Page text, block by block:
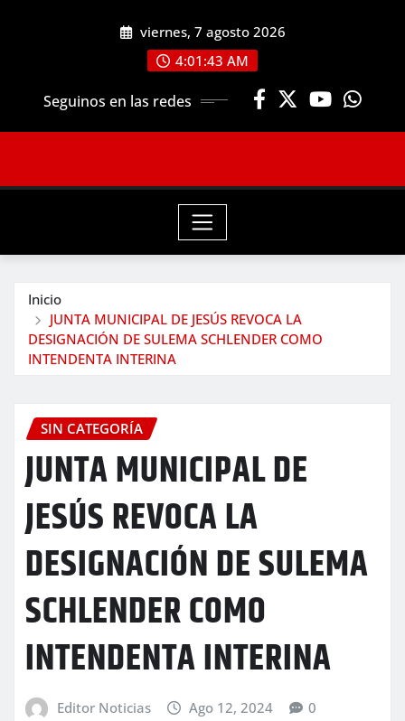
viernes, 7 agosto 2026
4:01:44 AM
Seguinos en las redes
Inicio
JUNTA MUNICIPAL DE JESÚS REVOCA LA
DESIGNACIÓN DE SULEMA SCHLENDER COMO
INTENDENTA INTERINA
SIN CATEGORÍA
JUNTA MUNICIPAL DE
JESÚS REVOCA LA
DESIGNACIÓN DE SULEMA
SCHLENDER COMO
INTENDENTA INTERINA
Editor Noticias Ago 12, 2024 0